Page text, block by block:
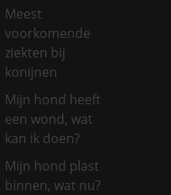
Meest
voorkomende
ziekten bij
konijnen
Mijn hond heeft
een wond, wat
kan ik doen?
Mijn hond plast
binnen, wat nu?